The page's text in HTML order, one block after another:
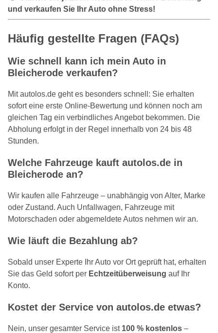
und verkaufen Sie Ihr Auto ohne Stress!
Häufig gestellte Fragen (FAQs)
Wie schnell kann ich mein Auto in
Bleicherode verkaufen?
Mit autolos.de geht es besonders schnell: Sie erhalten
sofort eine erste Online-Bewertung und können noch am
gleichen Tag ein verbindliches Angebot bekommen. Die
Abholung erfolgt in der Regel innerhalb von 24 bis 48
Stunden.
Welche Fahrzeuge kauft autolos.de in
Bleicherode an?
Wir kaufen alle Fahrzeuge – unabhängig von Alter, Marke
oder Zustand. Auch Unfallwagen, Fahrzeuge mit
Motorschaden oder abgemeldete Autos nehmen wir an.
Wie läuft die Bezahlung ab?
Sobald unser Experte Ihr Auto vor Ort geprüft hat, erhalten
Sie das Geld sofort per Echtzeitüberweisung auf Ihr
Konto.
Kostet der Service von autolos.de etwas?
Nein, unser gesamter Service ist 100 % kostenlos –